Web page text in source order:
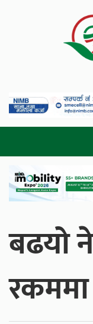
बढयो
रकममा